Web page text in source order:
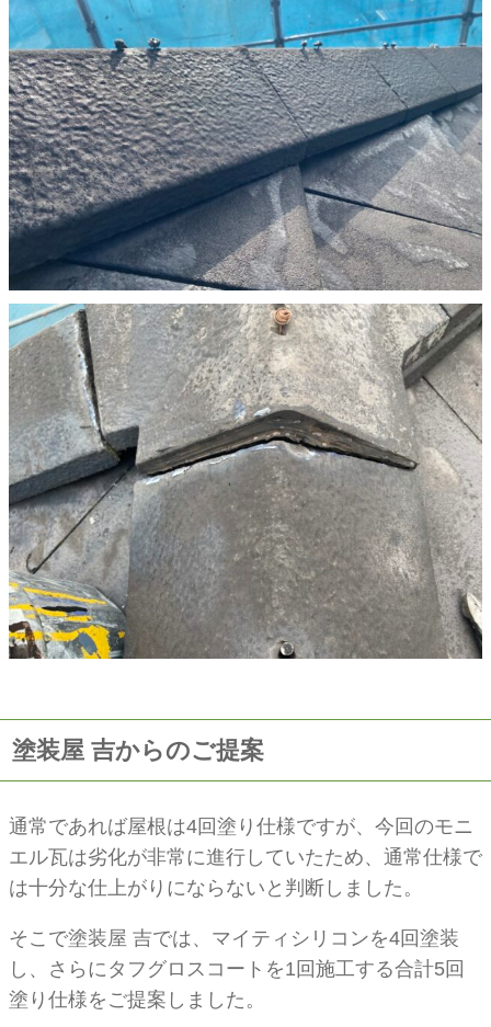
塗装屋 吉からのご提案
通常であれば屋根は4回塗り仕様ですが、今回のモニ
エル瓦は劣化が非常に進行していたため、通常仕様で
は十分な仕上がりにならないと判断しました。
そこで塗装屋 吉では、マイティシリコンを4回塗装
し、さらにタフグロスコートを1回施工する合計5回
塗り仕様をご提案しました。